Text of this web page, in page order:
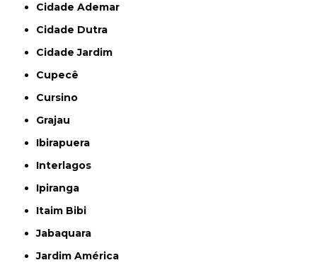
Cidade Ademar
Cidade Dutra
Cidade Jardim
Cupecê
Cursino
Grajau
Ibirapuera
Interlagos
Ipiranga
Itaim Bibi
Jabaquara
Jardim América